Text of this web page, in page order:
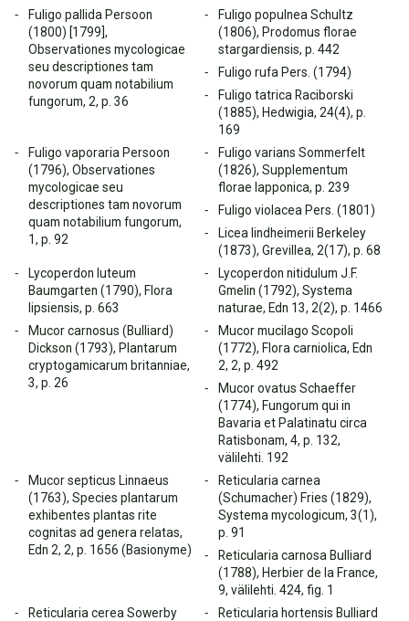
Fuligo pallida Persoon
(1800) [1799],
Observationes mycologicae
seu descriptiones tam
novorum quam notabilium
fungorum, 2, p. 36
Fuligo populnea Schultz
(1806), Prodomus florae
stargardiensis, p. 442
Fuligo rufa Pers. (1794)
Fuligo tatrica Raciborski
(1885), Hedwigia, 24(4), p.
169
Fuligo vaporaria Persoon
(1796), Observationes
mycologicae seu
descriptiones tam novorum
quam notabilium fungorum,
1, p. 92
Fuligo varians Sommerfelt
(1826), Supplementum
florae lapponica, p. 239
Fuligo violacea Pers. (1801)
Licea lindheimerii Berkeley
(1873), Grevillea, 2(17), p. 68
Lycoperdon luteum
Baumgarten (1790), Flora
lipsiensis, p. 663
Lycoperdon nitidulum J.F.
Gmelin (1792), Systema
naturae, Edn 13, 2(2), p. 1466
Mucor carnosus (Bulliard)
Dickson (1793), Plantarum
cryptogamicarum britanniae,
3, p. 26
Mucor mucilago Scopoli
(1772), Flora carniolica, Edn
2, 2, p. 492
Mucor ovatus Schaeffer
(1774), Fungorum qui in
Bavaria et Palatinatu circa
Ratisbonam, 4, p. 132,
välilehti. 192
Mucor septicus Linnaeus
(1763), Species plantarum
exhibentes plantas rite
cognitas ad genera relatas,
Edn 2, 2, p. 1656 (Basionyme)
Reticularia carnea
(Schumacher) Fries (1829),
Systema mycologicum, 3(1),
p. 91
Reticularia carnosa Bulliard
(1788), Herbier de la France,
9, välilehti. 424, fig. 1
Reticularia cerea Sowerby
Reticularia hortensis Bulliard